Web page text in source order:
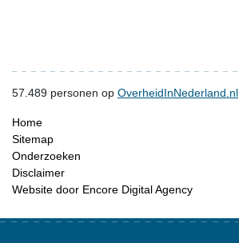
57.489 personen op OverheidInNederland.nl
Home
Sitemap
Onderzoeken
Disclaimer
Website door Encore Digital Agency